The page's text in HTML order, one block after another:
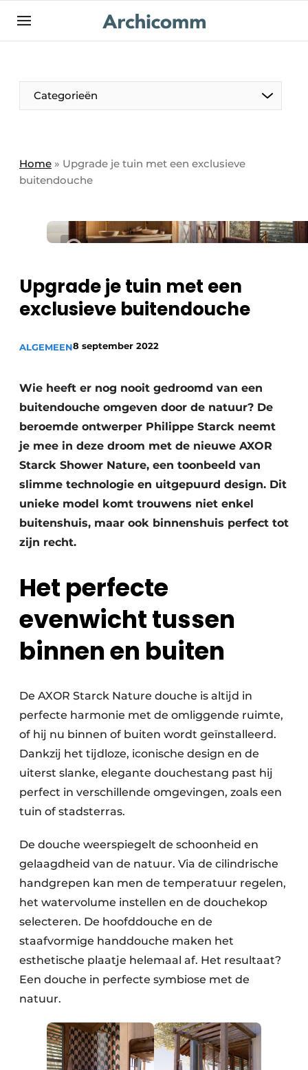
NL be-FR
Categorieën
Home » Upgrade je tuin met een exclusieve
buitendouche
Upgrade je tuin met een
exclusieve buitendouche
ALGEMEEN8 september 2022
Wie heeft er nog nooit gedroomd van een
buitendouche omgeven door de natuur? De
beroemde ontwerper Philippe Starck neemt
je mee in deze droom met de nieuwe AXOR
Starck Shower Nature, een toonbeeld van
slimme technologie en uitgepuurd design. Dit
unieke model komt trouwens niet enkel
buitenshuis, maar ook binnenshuis perfect tot
zijn recht.
Het perfecte
evenwicht tussen
binnen en buiten
De AXOR Starck Nature douche is altijd in
perfecte harmonie met de omliggende ruimte,
of hij nu binnen of buiten wordt geïnstalleerd.
Dankzij het tijdloze, iconische design en de
uiterst slanke, elegante douchestang past hij
perfect in verschillende omgevingen, zoals een
tuin of stadsterras.
De douche weerspiegelt de schoonheid en
gelaagdheid van de natuur. Via de cilindrische
handgrepen kan men de temperatuur regelen,
het watervolume instellen en de douchekop
selecteren. De hoofddouche en de
staafvormige handdouche maken het
esthetische plaatje helemaal af. Het resultaat?
Een douche in perfecte symbiose met de
natuur.